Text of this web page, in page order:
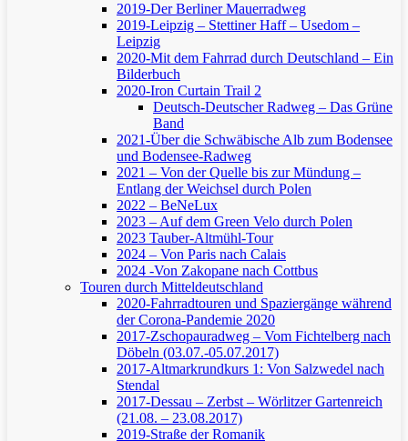
2019-Der Berliner Mauerradweg
2019-Leipzig – Stettiner Haff – Usedom –
Leipzig
2020-Mit dem Fahrrad durch Deutschland – Ein
Bilderbuch
2020-Iron Curtain Trail 2
Deutsch-Deutscher Radweg – Das Grüne
Band
2021-Über die Schwäbische Alb zum Bodensee
und Bodensee-Radweg
2021 – Von der Quelle bis zur Mündung –
Entlang der Weichsel durch Polen
2022 – BeNeLux
2023 – Auf dem Green Velo durch Polen
2023 Tauber-Altmühl-Tour
2024 – Von Paris nach Calais
2024 -Von Zakopane nach Cottbus
Touren durch Mitteldeutschland
2020-Fahrradtouren und Spaziergänge während
der Corona-Pandemie 2020
2017-Zschopauradweg – Vom Fichtelberg nach
Döbeln (03.07.-05.07.2017)
2017-Altmarkrundkurs 1: Von Salzwedel nach
Stendal
2017-Dessau – Zerbst – Wörlitzer Gartenreich
(21.08. – 23.08.2017)
2019-Straße der Romanik